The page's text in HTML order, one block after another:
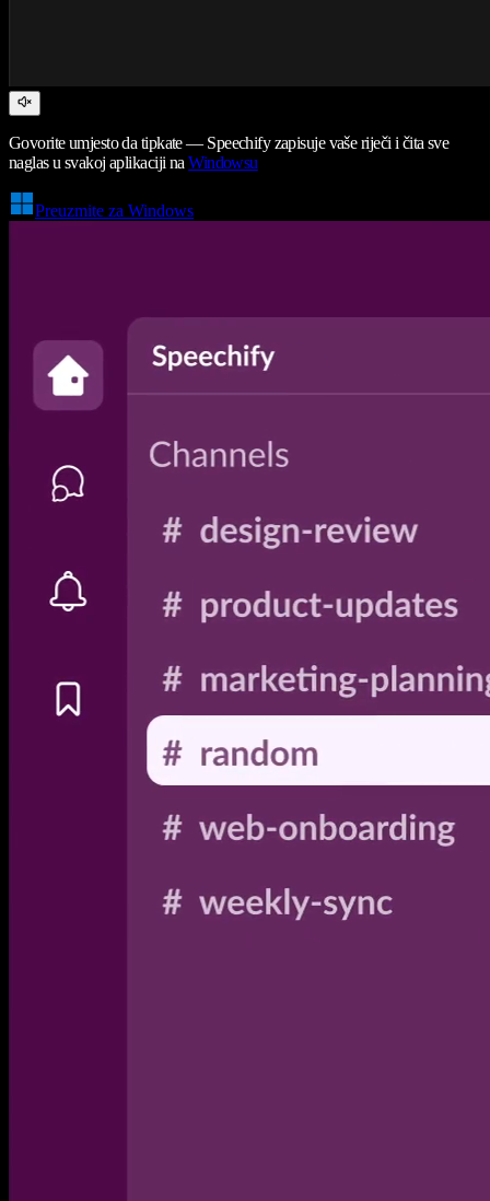
Govorite umjesto da tipkate — Speechify zapisuje vaše riječi i čita sve
naglas u svakoj aplikaciji naWindowsu
Preuzmite za Windows